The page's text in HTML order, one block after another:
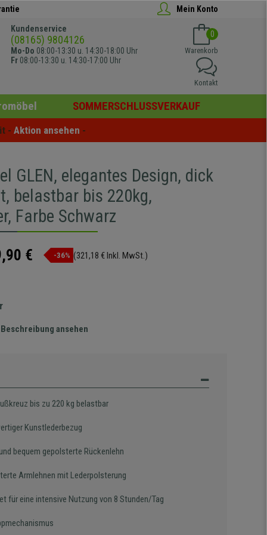
Mein Konto
Kundenservice
(08165) 9804126
Mo-Do 08:00-13:30 u. 14:30-18:00 Uhr
Fr 08:00-13:30 u. 14:30-17:00 Uhr
0
Warenkorb
Kontakt
SOMMERSCHLUSSVERKAUF
- Aktion ansehen -
GLEN, elegantes Design, dick
belastbar bis 220kg,
Farbe Schwarz
€ -36% (321,18 € Inkl. MwSt.)
ansehen
bis zu 220 kg belastbar
Kunstlederbezug
bequem gepolsterte Rückenlehn
Armlehnen mit Lederpolsterung
für eine intensive Nutzung von 8 Stunden/Tag